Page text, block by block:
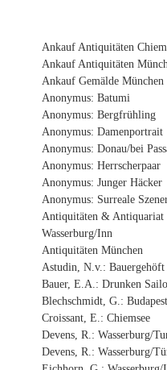
Ankauf Antiquitäten
Ankauf Antiquitäten
Ankauf Gemälde München
Anonymus: Batumi
Anonymus: Bergfrühling
Anonymus: Damenportrait
Anonymus: Donau/bei
Anonymus: Herrscherpaar
Anonymus: Junger Häcker
Anonymus: Surreale
Antiquitäten & Antiquariat
Wasserburg/Inn
Antiquitäten München
Astudin, N.v.: Bauergehöft
Bauer, E.A.: Drunken
Blechschmidt, G.: Budapest
Croissant, E.: Chiemsee
Devens, R.: Wasserburg/
Devens, R.: Wasserburg/